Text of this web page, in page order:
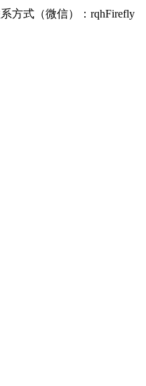
方式（微信）：rqhFirefly